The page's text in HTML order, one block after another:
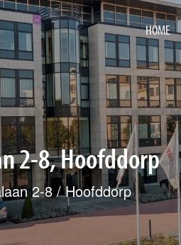
HOME
2-8, Hoofddorp
2-8 / Hoofddorp